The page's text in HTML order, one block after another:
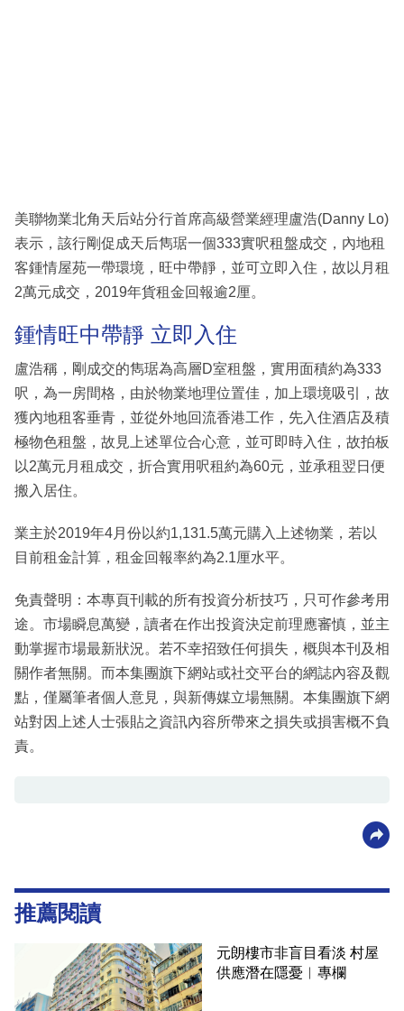
美聯物業北角天后站分行首席高級營業經理盧浩(Danny Lo)
表示，該行剛促成天后雋琚一個333實呎租盤成交，內地租
客鍾情屋苑一帶環境，旺中帶靜，並可立即入住，故以月租
2萬元成交，2019年貨租金回報逾2厘。
鍾情旺中帶靜 立即入住
盧浩稱，剛成交的雋琚為高層D室租盤，實用面積約為333
呎，為一房間格，由於物業地理位置佳，加上環境吸引，故
獲內地租客垂青，並從外地回流香港工作，先入住酒店及積
極物色租盤，故見上述單位合心意，並可即時入住，故拍板
以2萬元月租成交，折合實用呎租約為60元，並承租翌日便
搬入居住。
業主於2019年4月份以約1,131.5萬元購入上述物業，若以
目前租金計算，租金回報率約為2.1厘水平。
免責聲明：本專頁刊載的所有投資分析技巧，只可作參考用
途。市場瞬息萬變，讀者在作出投資決定前理應審慎，並主
動掌握市場最新狀況。若不幸招致任何損失，概與本刊及相
關作者無關。而本集團旗下網站或社交平台的網誌內容及觀
點，僅屬筆者個人意見，與新傳媒立場無關。本集團旗下網
站對因上述人士張貼之資訊內容所帶來之損失或損害概不負
責。
推薦閱讀
元朗樓市非盲目看淡 村屋
供應潛在隱憂︳專欄